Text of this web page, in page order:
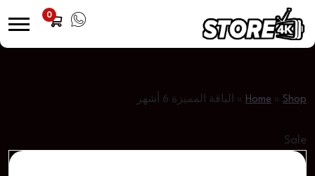
0
Home » Shop
» الباقة المميزة 6 أشهر
Sale